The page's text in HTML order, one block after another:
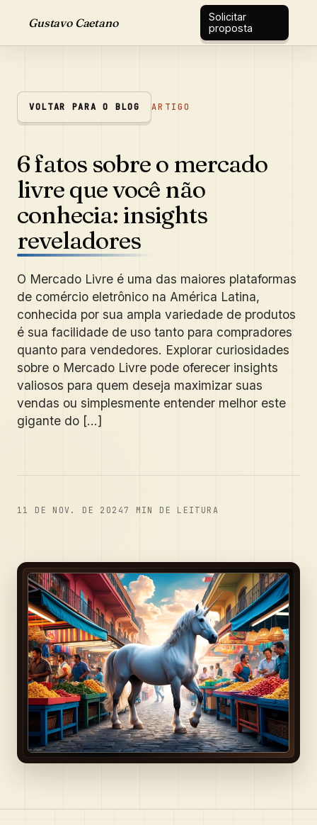
Gustavo Caetano
Solicitar
proposta
VOLTAR PARA O BLOG ARTIGO
6 fatos sobre o mercado
livre que você não
conhecia: insights
reveladores
O Mercado Livre é uma das maiores plataformas
de comércio eletrônico na América Latina,
conhecida por sua ampla variedade de produtos
é sua facilidade de uso tanto para compradores
quanto para vendedores. Explorar curiosidades
sobre o Mercado Livre pode oferecer insights
valiosos para quem deseja maximizar suas
vendas ou simplesmente entender melhor este
gigante do [...]
11 DE NOV. DE 2024 7 MIN DE LEITURA